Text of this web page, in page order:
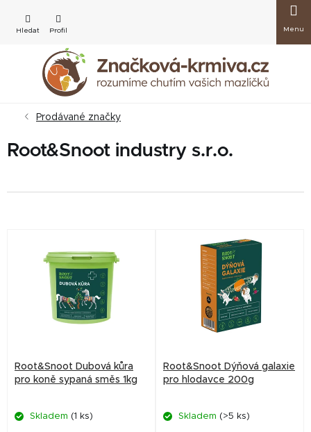
obsah
košík
Prodávané značky
Root&Snoot industry s.r.o.
o
Root&Snoot Dubová kůra
pro koně sypaná směs 1kg
Skladem (1 ks)
Root&Snoot Dýňová galaxie
pro hlodavce 200g
Skladem (>5 ks)